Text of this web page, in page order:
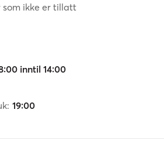
ikke er tillatt
inntil 14:00
19:00